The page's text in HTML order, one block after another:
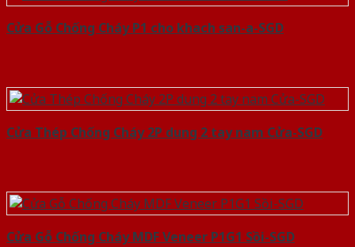
Cửa Gỗ Chống Cháy P1 cho khach san-a-SGD
Cửa Thép Chống Cháy 2P dung 2 tay nam Cửa-SGD
Cửa Gỗ Chống Cháy MDF Veneer P1G1 Sồi-SGD